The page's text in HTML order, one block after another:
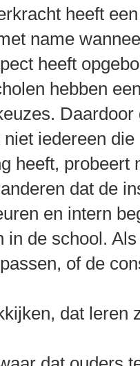
heeft
name
heeft
hebben
niet iedereen
heeft, probeert
dat de
en intern
in de school.
of de
dat leren